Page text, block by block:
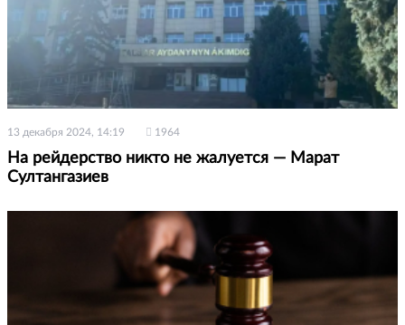
13 декабря 2024, 14:19 1964
На рейдерство никто не жалуется — Марат
Султангазиев